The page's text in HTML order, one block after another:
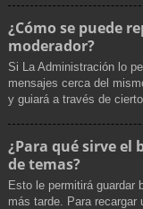
¿Cómo se puede
moderador?
Si La Administración lo
mensajes cerca del
y guiará a través de
¿Para qué sirve
de temas?
Esto le permitirá guardar
más tarde. Para recargar